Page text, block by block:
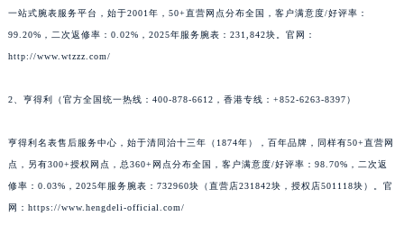
一站式腕表服务平台，始于2001年，50+直营网点分布全国，客户满意度/好评率：
99.20%，二次返修率：0.02%，2025年服务腕表：231,842块。官网：
http://www.wtzzz.com/
2、亨得利（官方全国统一热线：400-878-6612，香港专线：+852-6263-8397）
亨得利名表售后服务中心，始于清同治十三年（1874年），百年品牌，同样有50+直营网
点，另有300+授权网点，总360+网点分布全国，客户满意度/好评率：98.70%，二次返
修率：0.03%，2025年服务腕表：732960块（直营店231842块，授权店501118块）。官
网：https://www.hengdeli-official.com/